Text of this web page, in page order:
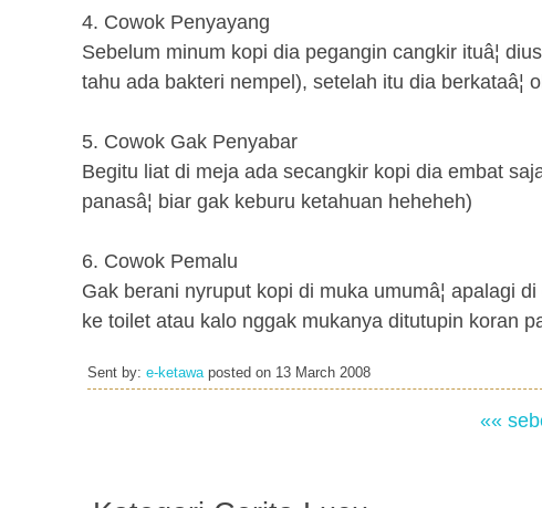
4. Cowok Penyayang
Sebelum minum kopi dia pegangin cangkir ituâ¦
tahu ada bakteri nempel), setelah itu dia berkataâ¦
5. Cowok Gak Penyabar
Begitu liat di meja ada secangkir kopi dia embat
panasâ¦ biar gak keburu ketahuan heheheh)
6. Cowok Pemalu
Gak berani nyruput kopi di muka umumâ¦ apalagi
ke toilet atau kalo nggak mukanya ditutupin koran
Sent by: e-ketawaposted on 13 March 2008
««